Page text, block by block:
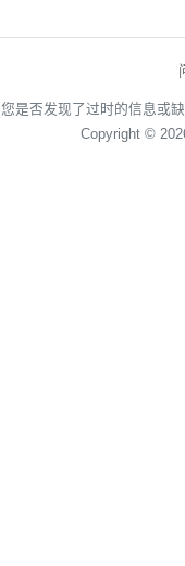
您是否发现了过时的信息或
Copyright ©